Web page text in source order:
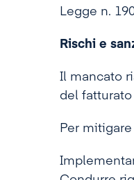
Legge n.
Rischi e
Il mancato
del
Per